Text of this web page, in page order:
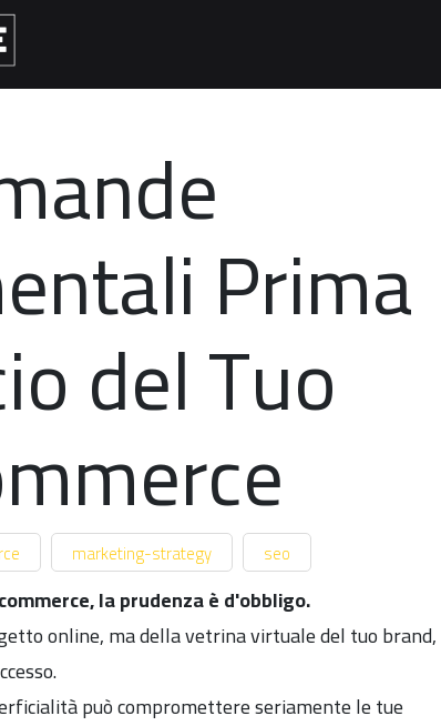
Prima
del Tuo
marketing-strategy seo
la prudenza è d'obbligo.
online, ma della vetrina virtuale del tuo brand,
può compromettere seriamente le tue